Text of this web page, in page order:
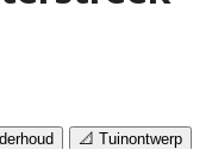
📐 Tuinontwerp